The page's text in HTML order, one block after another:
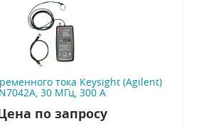
тока Keysight (Agilent)
N7042A, 30 МГц, 300 А
по запросу